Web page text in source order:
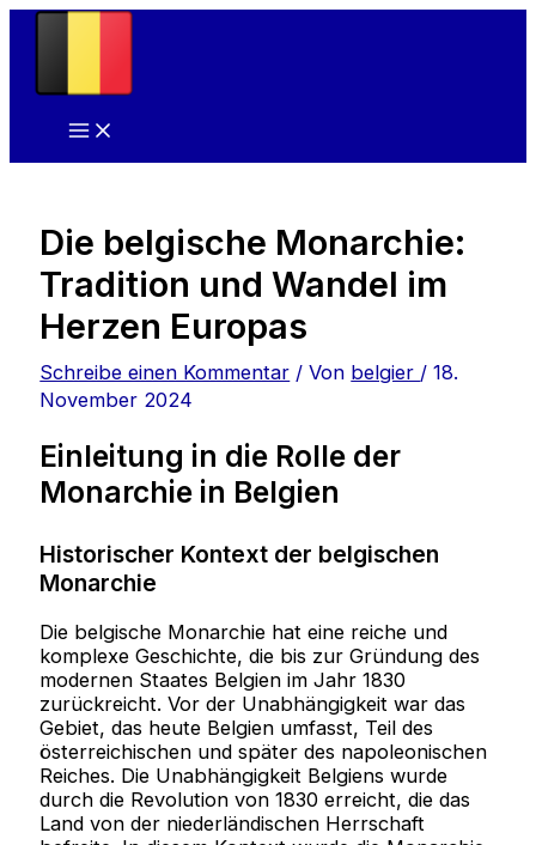
Zum
Die belgische Monarchie:
Tradition und Wandel im
Herzen Europas
Schreibe einen Kommentar / Von belgier /18.
November 2024
Einleitung in die Rolle der
Monarchie in Belgien
Historischer Kontext der belgischen
Monarchie
Die belgische Monarchie hat eine reiche und
komplexe Geschichte, die bis zur Gründung des
modernen Staates Belgien im Jahr 1830
zurückreicht. Vor der Unabhängigkeit war das
Gebiet, das heute Belgien umfasst, Teil des
österreichischen und später des napoleonischen
Reiches. Die Unabhängigkeit Belgiens wurde
durch die Revolution von 1830 erreicht, die das
Land von der niederländischen Herrschaft